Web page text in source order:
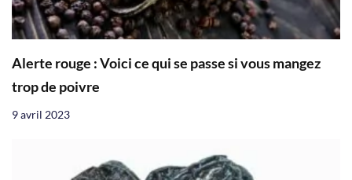
Alerte rouge : Voici ce qui se passe si vous mangez
trop de poivre
9 avril 2023